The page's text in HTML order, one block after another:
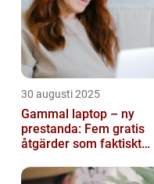
30 augusti 2025
Gammal laptop – ny
prestanda: Fem gratis
åtgärder som faktiskt